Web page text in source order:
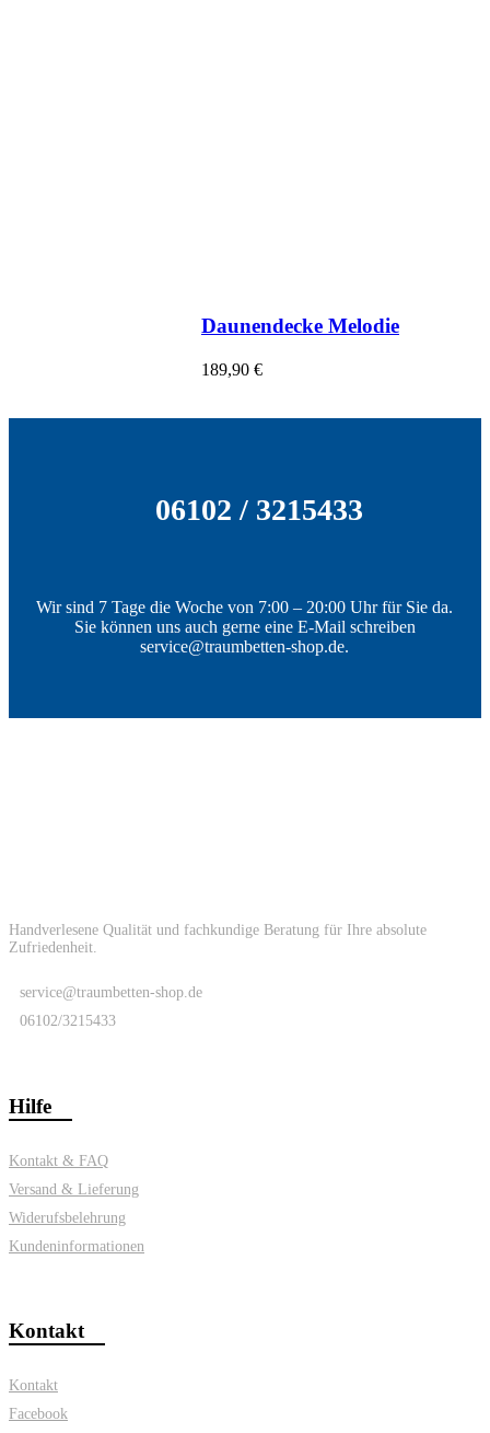
Daunendecke Melodie
189,90 €
06102 / 3215433
Wir sind 7 Tage die Woche von 7:00 – 20:00 Uhr für Sie da.
Sie können uns auch gerne eine E-Mail schreiben
service@traumbetten-shop.de.
Handverlesene Qualität und fachkundige Beratung für Ihre absolute
Zufriedenheit.
service@traumbetten-shop.de
06102/3215433
Hilfe
Kontakt & FAQ
Versand & Lieferung
Widerufsbelehrung
Kundeninformationen
Kontakt
Kontakt
Facebook